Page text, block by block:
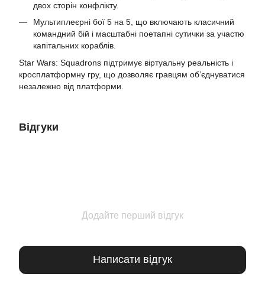
двох сторін конфлікту.
Мультиплеєрні бої 5 на 5, що включають класичний
командний бій і масштабні поетапні сутички за участю
капітальних кораблів.
Star Wars: Squadrons підтримує віртуальну реальність і
кросплатформну гру, що дозволяє гравцям об’єднуватися
незалежно від платформи.
Відгуки
Додайте перший відгук
Написати відгук